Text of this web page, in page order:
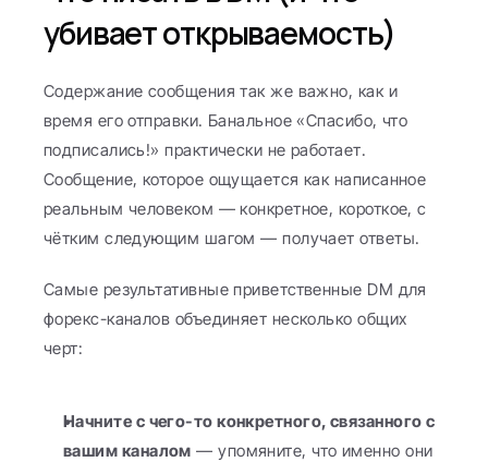
убивает открываемость)
Содержание сообщения так же важно, как и
время его отправки. Банальное «Спасибо, что
подписались!» практически не работает.
Сообщение, которое ощущается как написанное
реальным человеком — конкретное, короткое, с
чётким следующим шагом — получает ответы.
Самые результативные приветственные DM для
форекс-каналов объединяет несколько общих
черт:
Начните с чего-то конкретного, связанного с
вашим каналом — упомяните, что именно они